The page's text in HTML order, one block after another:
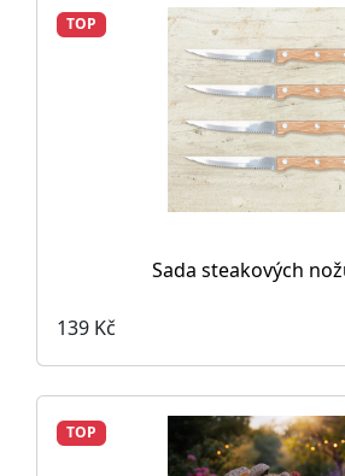
TOP
Sada steakových
139 Kč
TOP